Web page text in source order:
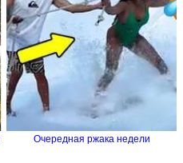
Очередная ржака недели